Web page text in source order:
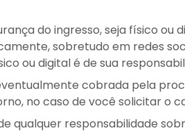
do ingresso, seja físico
sobretudo em redes
ou digital é de sua
cobrada pela
no caso de você solicitar o
qualquer responsabilidade